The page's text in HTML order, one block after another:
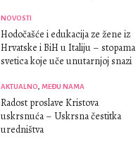
NOVOSTI
Hodočašće i edukacija ze žene iz
Hrvatske i BiH u Italiju – stopama
svetica koje uče unutarnjoj snazi
AKTUALNO, MEĐU NAMA
Radost proslave Kristova
uskrsnuća – Uskrsna čestitka
uredništva